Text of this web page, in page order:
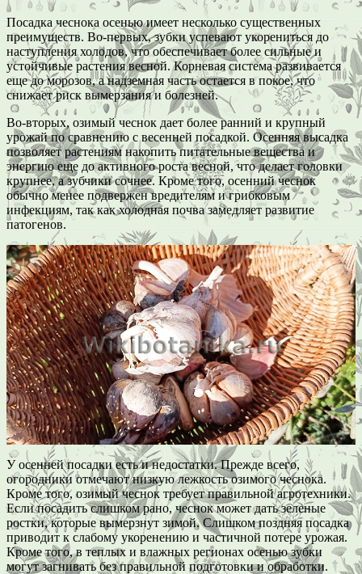
Посадка чеснока осенью имеет несколько существенных
преимуществ. Во-первых, зубки успевают укорениться до
наступления холодов, что обеспечивает более сильные и
устойчивые растения весной. Корневая система развивается
еще до морозов, а надземная часть остается в покое, что
снижает риск вымерзания и болезней.
Во-вторых, озимый чеснок дает более ранний и крупный
урожай по сравнению с весенней посадкой. Осенняя высадка
позволяет растениям накопить питательные вещества и
энергию еще до активного роста весной, что делает головки
крупнее, а зубчики сочнее. Кроме того, осенний чеснок
обычно менее подвержен вредителям и грибковым
инфекциям, так как холодная почва замедляет развитие
патогенов.
У осенней посадки есть и недостатки. Прежде всего,
огородники отмечают низкую лежкость озимого чеснока.
Кроме того, озимый чеснок требует правильной агротехники.
Если посадить слишком рано, чеснок может дать зеленые
ростки, которые вымерзнут зимой. Слишком поздняя посадка
приводит к слабому укоренению и частичной потере урожая.
Кроме того, в теплых и влажных регионах осенью зубки
могут загнивать без правильной подготовки и обработки.